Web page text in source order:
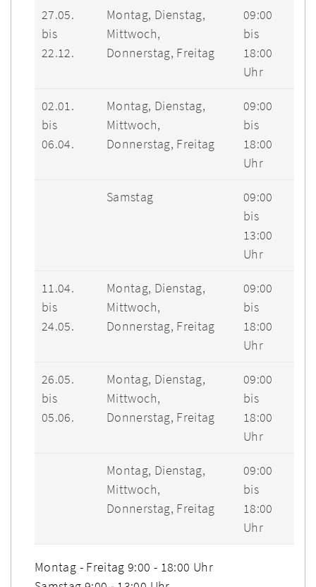
27.05.
bis
22.12.
Montag, Dienstag,
Mittwoch,
Donnerstag, Freitag
09:00
bis
18:00
Uhr
02.01.
bis
06.04.
Montag, Dienstag,
Mittwoch,
Donnerstag, Freitag
09:00
bis
18:00
Uhr
Samstag
09:00
bis
13:00
Uhr
11.04.
bis
24.05.
Montag, Dienstag,
Mittwoch,
Donnerstag, Freitag
09:00
bis
18:00
Uhr
26.05.
bis
05.06.
Montag, Dienstag,
Mittwoch,
Donnerstag, Freitag
09:00
bis
18:00
Uhr
Montag, Dienstag,
Mittwoch,
Donnerstag, Freitag
09:00
bis
18:00
Uhr
Montag - Freitag 9:00 - 18:00 Uhr